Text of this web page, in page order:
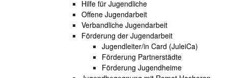
Hilfe für Jugendliche
Offene Jugendarbeit
Verbandliche Jugendarbeit
Förderung der Jugendarbeit
Jugendleiter/in Card (JuleiCa)
Förderung Partnerstädte
Förderung Jugendheime